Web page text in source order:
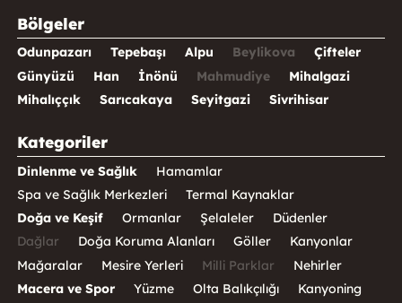
Bölgeler
Odunpazarı Tepebaşı Alpu Beylikova
Çifteler
Günyüzü
Han İnönü Mahmudiye
Mihalgazi
Mihalıççık
Sarıcakaya Seyitgazi Sivrihisar
Kategoriler
Dinlenme ve Sağlık
Hamamlar
Spa ve Sağlık Merkezleri
Termal Kaynaklar
Doğa ve Keşif
Ormanlar Şelaleler
Düdenler
Dağlar
Doğa Koruma Alanları Göller
Kanyonlar
Mağaralar
Mesire Yerleri Milli Parklar
Nehirler
Macera ve Spor
Yüzme Olta Balıkçılığı
Kanyoning